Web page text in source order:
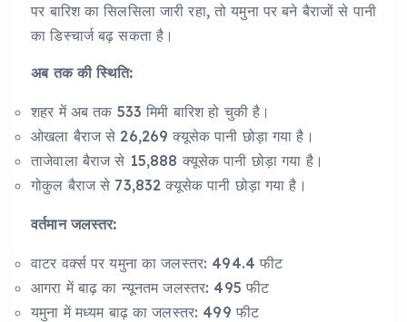
पर बारिश का सिलसिला जारी रहा, तो यमुना पर बने बैराजों से पानी
का डिस्चार्ज बढ़ सकता है।
अब तक की स्थिति:
शहर में अब तक 533 मिमी बारिश हो चुकी है।
ओखला बैराज से 26,269 क्यूसेक पानी छोड़ा गया है।
ताजेवाला बैराज से 15,888 क्यूसेक पानी छोड़ा गया है।
गोकुल बैराज से 73,832 क्यूसेक पानी छोड़ा गया है।
वर्तमान जलस्तर:
वाटर वर्क्स पर यमुना का जलस्तर: 494.4 फीट
आगरा में बाढ़ का न्यूनतम जलस्तर: 495 फीट
यमुना में मध्यम बाढ़ का जलस्तर: 499 फीट